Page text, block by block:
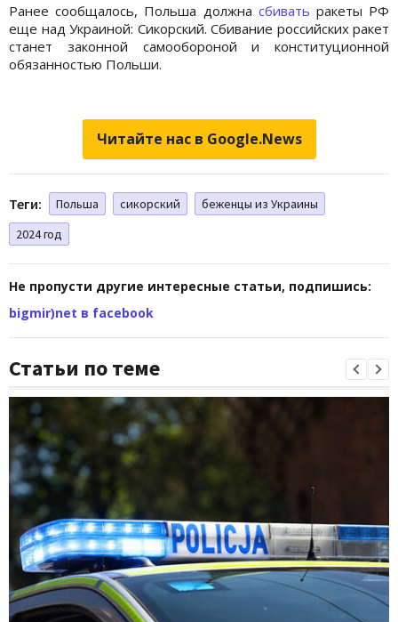
Ранее сообщалось, Польша должна сбивать ракеты РФ
еще над Украиной: Сикорский. Сбивание российских ракет
станет законной самообороной и конституционной
обязанностью Польши.
Читайте нас в Google.News
Теги: Польша сикорский
беженцы из Украины
2024 год
Не пропусти другие интересные статьи, подпишись:
bigmir)net в facebook
Статьи по теме